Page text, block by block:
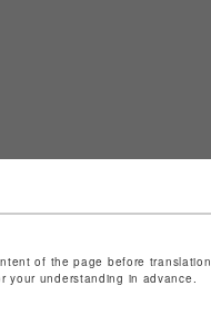
of the page before translation.
understanding in advance.